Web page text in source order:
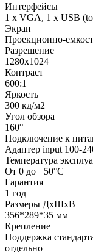
Интерфейсы
1 x VGA, 1 х USB
Экран
Проекционно-
Разрешение
1280х1024
Контраст
600:1
Яркость
300 кд/м2
Угол обзора
160°
Подключение к
Адаптер input 100-
Температура
От 0 до +50°С
Гарантия
1 год
Размеры ДхШхВ
356*289*35 мм
Крепление
Поддержка
отдельно